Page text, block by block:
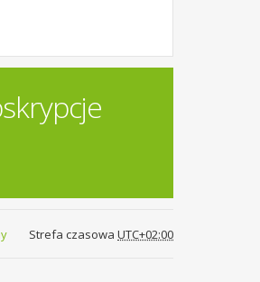
Strefa czasowa UTC+02:00